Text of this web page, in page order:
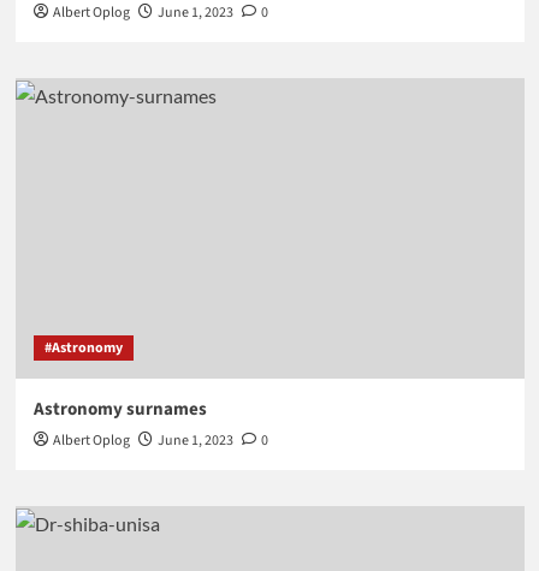
Albert Oplog June 1, 2023 0
#Astronomy
Astronomy surnames
Albert Oplog June 1, 2023 0